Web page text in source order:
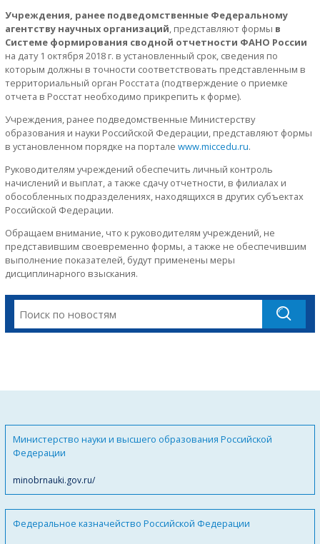
Учреждения, ранее подведомственные Федеральному
агентству научных организаций, представляют формы в
Системе формирования сводной отчетности ФАНО России
на дату 1 октября 2018 г. в установленный срок, сведения по
которым должны в точности соответствовать представленным в
территориальный орган Росстата (подтверждение о приемке
отчета в Росстат необходимо прикрепить к форме).
Учреждения, ранее подведомственные Министерству
образования и науки Российской Федерации, представляют формы
в установленном порядке на портале www.miccedu.ru.
Руководителям учреждений обеспечить личный контроль
начислений и выплат, а также сдачу отчетности, в филиалах и
обособленных подразделениях, находящихся в других субъектах
Российской Федерации.
Обращаем внимание, что к руководителям учреждений, не
представившим своевременно формы, а также не обеспечившим
выполнение показателей, будут применены меры
дисциплинарного взыскания.
Министерство науки и высшего образования Российской
Федерации
minobrnauki.gov.ru/
Федеральное казначейство Российской Федерации